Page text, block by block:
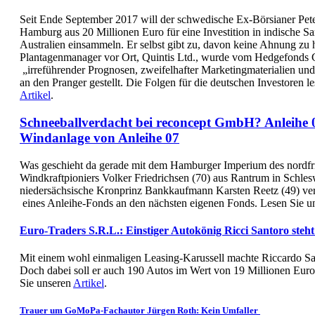
Seit Ende September 2017 will der schwedische Ex-Börsianer
Hamburg aus 20 Millionen Euro für eine Investition in indische
Australien einsammeln. Er selbst gibt zu, davon keine Ahnung zu
Plantagenmanager vor Ort, Quintis Ltd., wurde vom Hedgefonds
„irreführender Prognosen, zweifelhafter Marketingmaterialien
an den Pranger gestellt. Die Folgen für die deutschen Investoren
Artikel.
Schneeballverdacht bei reconcept GmbH? Anleihe
Windanlage von Anleihe 07
Was geschieht da gerade mit dem Hamburger Imperium des
Windkraftpioniers Volker Friedrichsen (70) aus Rantrum in
niedersächsische Kronprinz Bankkaufmann Karsten Reetz (49)
eines Anleihe-Fonds an den nächsten eigenen Fonds. Lesen Sie
Euro-Traders S.R.L.: Einstiger Autokönig Ricci Santoro
Mit einem wohl einmaligen Leasing-Karussell machte Riccardo
Doch dabei soll er auch 190 Autos im Wert von 19 Millionen
Sie unseren Artikel.
Trauer um GoMoPa-Fachautor Jürgen Roth: Kein Umfaller